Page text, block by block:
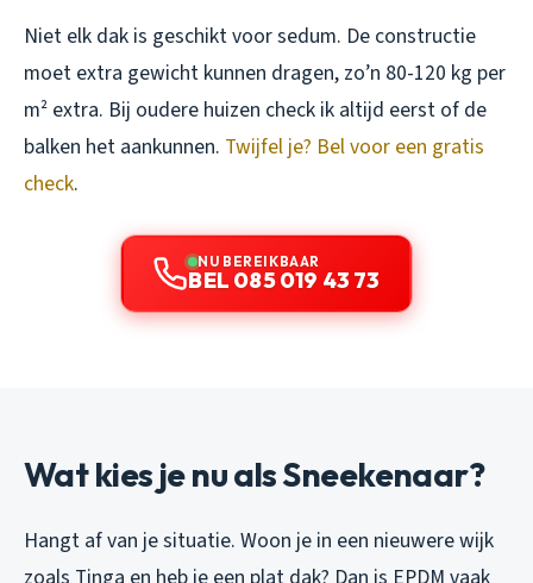
Niet elk dak is geschikt voor sedum. De constructie
moet extra gewicht kunnen dragen, zo’n 80-120 kg per
m² extra. Bij oudere huizen check ik altijd eerst of de
balken het aankunnen. Twijfel je? Bel voor een gratis
check.
NU BEREIKBAAR
BEL 085 019 43 73
Wat kies je nu als Sneekenaar?
Hangt af van je situatie. Woon je in een nieuwere wijk